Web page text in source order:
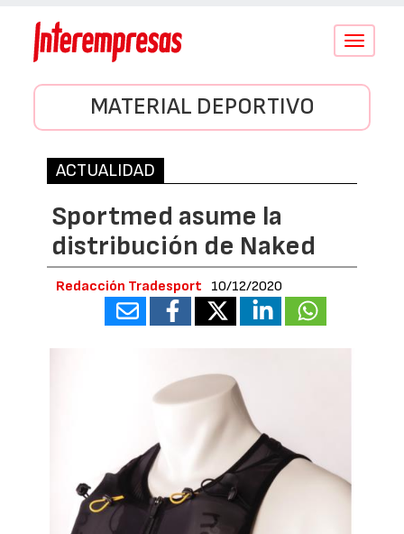
Conmutar
MATERIAL DEPORTIVO
ACTUALIDAD
Sportmed asume la
distribución de Naked
Redacción Tradesport 10/12/2020